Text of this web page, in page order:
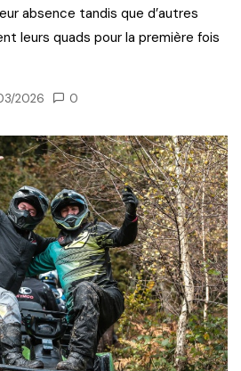
absence tandis que d’autres
leurs quads pour la première fois
2026 0